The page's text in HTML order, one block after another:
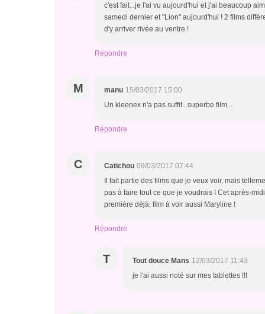
c'est fait...je l'ai vu aujourd'hui et j'ai beaucoup
samedi dernier et "Lion" aujourd'hui ! 2 films
d'y arriver rivée au ventre !
Répondre
M manu 15/03/2017 15:00
Un kleenex n'a pas suffit...superbe film ...
Répondre
C Catichou 09/03/2017 07:44
Il fait partie des films que je veux voir, mais
pas à faire tout ce que je voudrais ! Cet après-
première déjà, film à voir aussi Maryline !
Répondre
T Tout douce Mans 12/03/2017 11:43
je l'ai aussi noté sur mes tablettes !!!